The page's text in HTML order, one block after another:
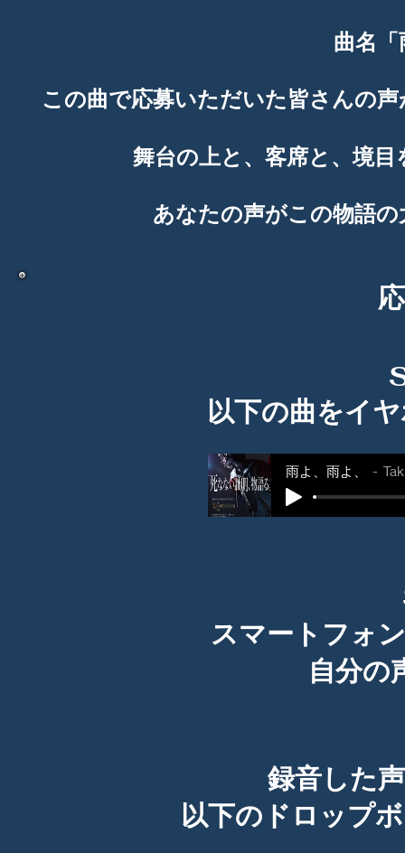
曲名
この曲で応募いただいた皆さんの
舞台の上と、客席と、境
あなたの声がこの物語
以下の曲をイ
雨よ、雨よ、
スマートフォ
自分の
録音した
以下のドロップ